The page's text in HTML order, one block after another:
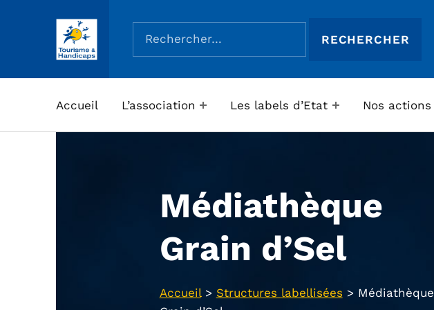
ASSOCIATION TOURISME ET HANDICAPS
Rechercher :
Accueil L’association Les labels d’Etat Nos actions
Médiathèque
Grain d’Sel
Accueil> Structures labellisées > Médiathèque